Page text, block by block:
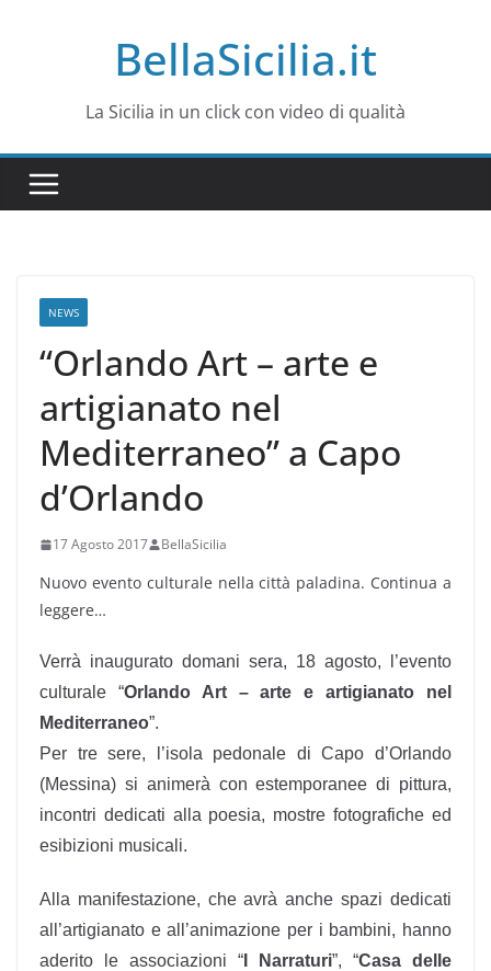
BellaSicilia.it
La Sicilia in un click con video di qualità
NEWS
“Orlando Art – arte e
artigianato nel
Mediterraneo” a Capo
d’Orlando
17 Agosto 2017 BellaSicilia
Nuovo evento culturale nella città paladina. Continua a
leggere…
Verrà inaugurato domani sera, 18 agosto, l’evento
culturale “Orlando Art – arte e artigianato nel
Mediterraneo”.
Per tre sere, l’isola pedonale di Capo d’Orlando
(Messina) si animerà con estemporanee di pittura,
incontri dedicati alla poesia, mostre fotografiche ed
esibizioni musicali.
Alla manifestazione, che avrà anche spazi dedicati
all’artigianato e all’animazione per i bambini, hanno
aderito le associazioni “ I Narraturi”, “Casa delle